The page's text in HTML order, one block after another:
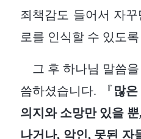
죄책감도 들어서 자
로를 인식할 수 있도
그 후 하나님 말씀
씀하셨습니다. 『 많
의지와 소망만 있을
나거나, 악인, 못된 자